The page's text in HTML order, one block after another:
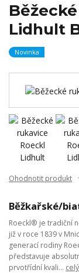
Lidhult
Novinka
Ohodnotit produkt
Běžkařské/
Roeckl® je tradiční
již v roce 1839 v
generací rodiny
představuje
prvotřídní kvali...